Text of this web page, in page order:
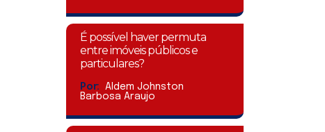
É possível haver permuta
entre imóveis públicos e
particulares?
Por:
Aldem Johnston
Barbosa Araujo